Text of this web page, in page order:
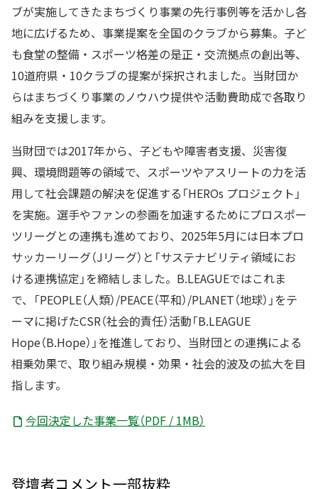
ブが実施してきたまちづくり事業の先行事例等を活かし各
地に広げるため、事業提案を全国のクラブから募集。子ど
も食堂の整備・スポーツ格差の是正・交流拠点の創出等、
10道府県・10クラブの提案が採択されました。当財団か
らはまちづくり事業のノウハウ提供や活動費助成で各取り
組みを支援します。
当財団では2017年から、子どもや障害者支援、災害復
興、環境問題等の領域で、スポーツやアスリートの力を活
用して社会課題の解決を促進する「HEROs プロジェクト」
を実施。選手やファンの参画を加速するためにプロスポー
ツリーグとの連携も進めており、2025年5月には日本プロ
サッカーリーグ（Jリーグ）と「サステナビリティ領域にお
ける連携協定」を締結しました。B.LEAGUEではこれま
で、「PEOPLE（人類）/PEACE（平和）/PLANET（地球）」をテ
ーマに掲げたCSR（社会的責任）活動「B.LEAGUE
Hope（B.Hope）」を推進しており、当財団との連携による
相乗効果で、取り組み規模・効果・社会的波及の拡大を目
指します。
今回決定した事業一覧（PDF / 1MB）
登壇者コメント一部抜粋